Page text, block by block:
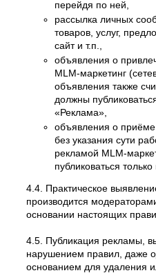
перейдя по ней,
рассылка личных
товаров, услуг,
сайт и т.п.,
объявления о
MLM-маркетинг
объявления также
должны
«Реклама»,
объявления о приёме
без указания сути
рекламой MLM-
публиковаться
4.4. Практическое
производится
основании настоящих
4.5. Публикация рекламы,
нарушением правил, даже
основанием для удаления